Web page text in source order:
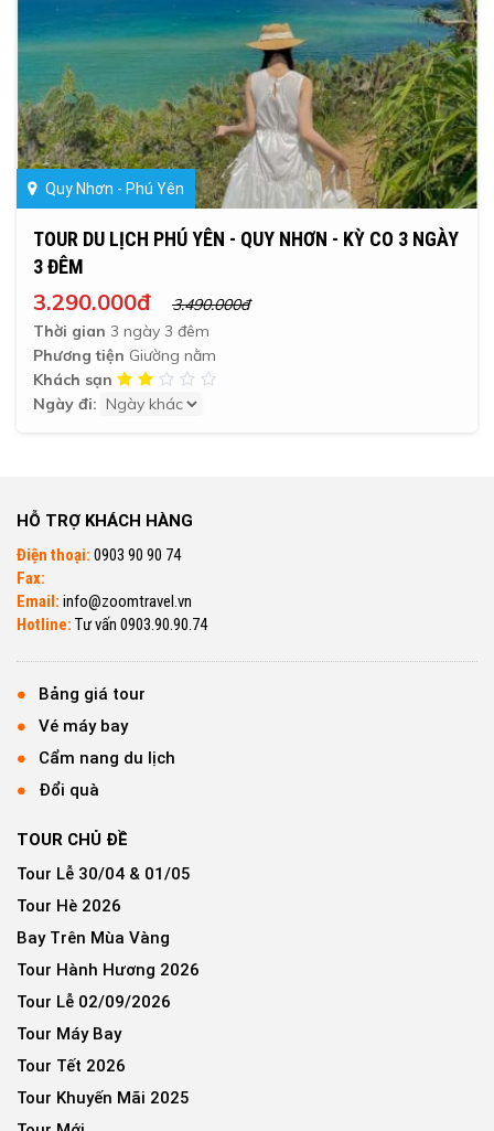
Quy Nhơn - Phú Yên
TOUR DU LỊCH PHÚ YÊN - QUY NHƠN - KỲ CO 3 NGÀY
3 ĐÊM
3.290.000đ
3.490.000đ
Thời gian 3 ngày 3 đêm
Phương tiện Giường nằm
Khách sạn
Ngày đi:
HỖ TRỢ KHÁCH HÀNG
Điện thoại: 0903 90 90 74
Fax:
Email: info@zoomtravel.vn
Hotline: Tư vấn 0903.90.90.74
Bảng giá tour
Vé máy bay
Cẩm nang du lịch
Đổi quà
TOUR CHỦ ĐỀ
Tour Lễ 30/04 & 01/05
Tour Hè 2026
Bay Trên Mùa Vàng
Tour Hành Hương 2026
Tour Lễ 02/09/2026
Tour Máy Bay
Tour Tết 2026
Tour Khuyến Mãi 2025